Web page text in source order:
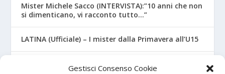
Gestisci Consenso Cookie
Mister Michele Sacco (INTERVISTA):”10 anni che non
si dimenticano, vi racconto tutto…”
LATINA (Ufficiale) – I mister dalla Primavera all’U15